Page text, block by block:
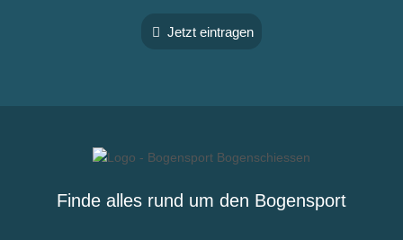
Jetzt eintragen
Finde alles rund um den Bogensport